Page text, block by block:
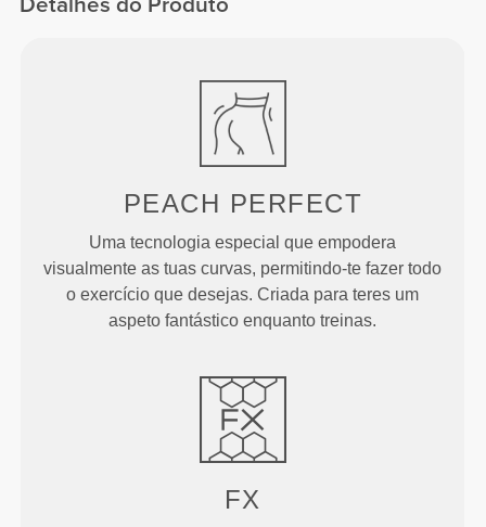
PEACH PERFECT
Uma tecnologia especial que empodera
visualmente as tuas curvas, permitindo-te fazer todo
o exercício que desejas. Criada para teres um
aspeto fantástico enquanto treinas.
FX